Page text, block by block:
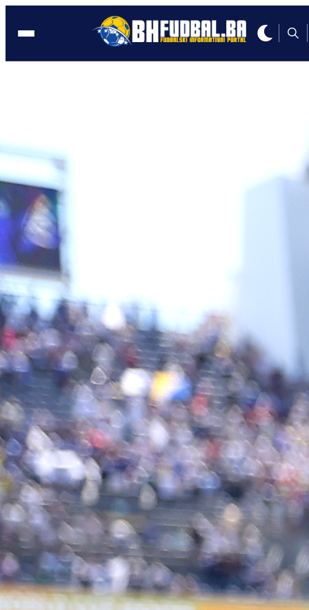
ENGLESKA
12:15, 19.12.2024
Begović želi braniti za Zmajeve, sada
odluka na Barbarezu
Autor:
BHFudbal.ba
12:15, 19.12.2024